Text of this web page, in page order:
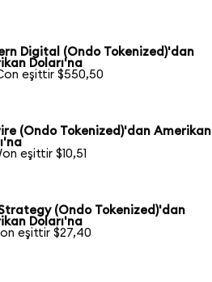
Digital (Ondo Tokenized)'dan
Doları'na
eşittir $550,50
(Ondo Tokenized)'dan Amerikan
eşittir $10,51
(Ondo Tokenized)'dan
Doları'na
eşittir $27,40